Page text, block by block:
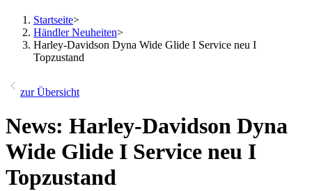
Startseite>
Händler Neuheiten>
Harley-Davidson Dyna Wide Glide I Service neu I
Topzustand
zur Übersicht
News: Harley-Davidson Dyna
Wide Glide I Service neu I
Topzustand